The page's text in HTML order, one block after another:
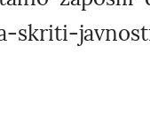
skriti-